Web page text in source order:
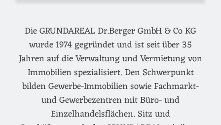
Die GRUNDAREAL Dr.Berger GmbH & Co KG
wurde 1974 gegründet und ist seit über 35
Jahren auf die Verwaltung und Vermietung von
Immobilien spezialisiert. Den Schwerpunkt
bilden Gewerbe-Immobilien sowie Fachmarkt-
und Gewerbezentren mit Büro- und
Einzelhandelsflächen. Sitz und